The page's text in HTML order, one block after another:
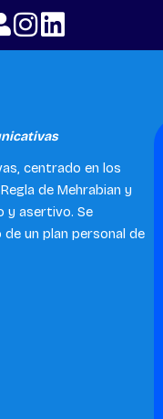
centrado en los
de Mehrabian y
y asertivo. Se
de un plan personal de